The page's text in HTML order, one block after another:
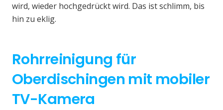
wird, wieder hochgedrückt wird. Das ist schlimm, bis
hin zu eklig.
Rohrreinigung für
Oberdischingen mit mobiler
TV-Kamera